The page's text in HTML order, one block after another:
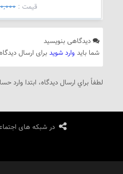
قيمت :
دیدگاهی بنویسید
شما باید وارد شویدبرای ارسال دیدگاه
لطفاً براي ارسال دیدگاه، ابتدا وارد
در شبکه های